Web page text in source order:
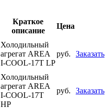
Краткое
описание
Цена
Холодильный
агрегат AREA
I-COOL-17T LP
руб. Заказать
Холодильный
агрегат AREA
I-COOL-17T
HP
руб. Заказать